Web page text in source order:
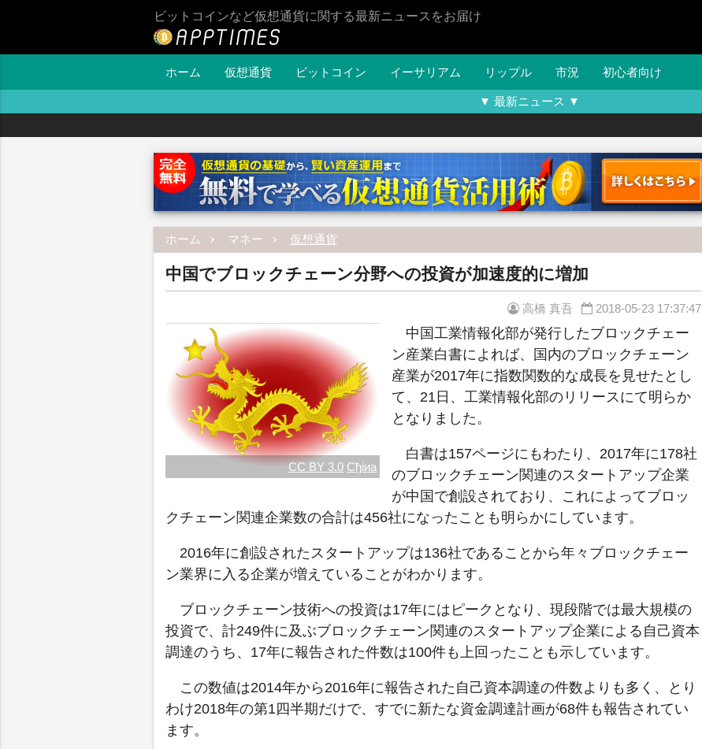
ビットコインなど仮想通貨に関する最新ニュースをお届け
ホーム 仮想通貨 ビットコイン イーサリアム リップル 市況 初心者向け
▼ 最新ニュース ▼
ホーム マネー 仮想通貨
中国でブロックチェーン分野への投資が加速度的に増加
高橋 真吾 2018-05-23 17:37:47
CC BY 3.0 Сђіиа
中国工業情報化部が発行したブロックチェー
ン産業白書によれば、国内のブロックチェーン
産業が2017年に指数関数的な成長を見せたとし
て、21日、工業情報化部のリリースにて明らか
となりました。
白書は157ページにもわたり、2017年に178社
のブロックチェーン関連のスタートアップ企業
が中国で創設されており、これによってブロッ
クチェーン関連企業数の合計は456社になったことも明らかにしています。
2016年に創設されたスタートアップは136社であることから年々ブロックチェー
ン業界に入る企業が増えていることがわかります。
ブロックチェーン技術への投資は17年にはピークとなり、現段階では最大規模の
投資で、計249件に及ぶブロックチェーン関連のスタートアップ企業による自己資本
調達のうち、17年に報告された件数は100件も上回ったことも示しています。
この数値は2014年から2016年に報告された自己資本調達の件数よりも多く、とり
わけ2018年の第1四半期だけで、すでに新たな資金調達計画が68件も報告されてい
ます。